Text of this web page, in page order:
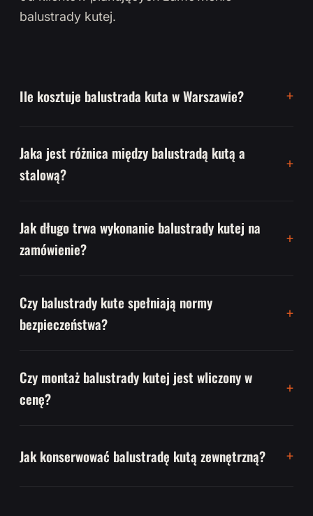
balustrady kutej.
Ile kosztuje balustrada kuta w Warszawie?
Jaka jest różnica między balustradą kutą a
stalową?
Jak długo trwa wykonanie balustrady kutej na
zamówienie?
Czy balustrady kute spełniają normy
bezpieczeństwa?
Czy montaż balustrady kutej jest wliczony w
cenę?
Jak konserwować balustradę kutą zewnętrzną?